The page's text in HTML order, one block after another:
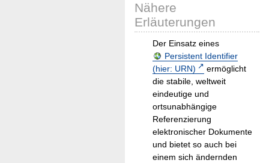
Nähere
Erläuterungen
Der Einsatz eines
Persistent Identifier
(hier: URN)
ermöglicht
die stabile, weltweit
eindeutige und
ortsunabhängige
Referenzierung
elektronischer Dokumente
und bietet so auch bei
einem sich ändernden